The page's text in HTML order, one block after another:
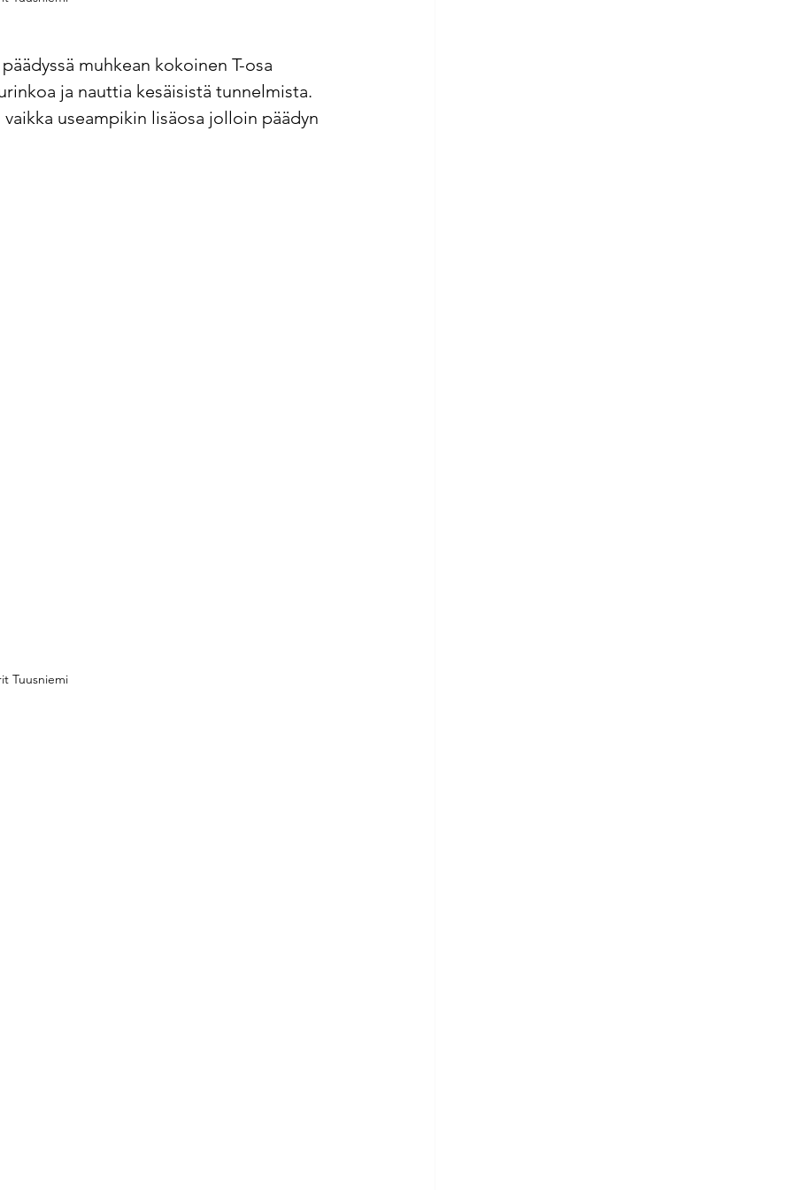
muhkean kokoinen T-osa
ja nauttia kesäisistä tunnelmista.
useampikin lisäosa jolloin päädyn
Tuusniemi